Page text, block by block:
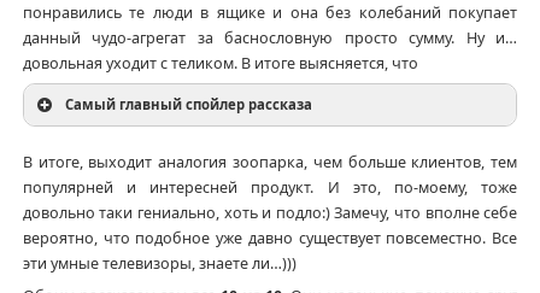
понравились те люди в ящике и она без колебаний покупает
данный чудо-агрегат за баснословную просто сумму. Ну и…
довольная уходит с теликом. В итоге выясняется, что
Самый главный спойлер рассказа
В итоге, выходит аналогия зоопарка, чем больше клиентов, тем
популярней и интересней продукт. И это, по-моему, тоже
довольно таки гениально, хоть и подло:) Замечу, что вполне себе
вероятно, что подобное уже давно существует повсеместно. Все
эти умные телевизоры, знаете ли…)))